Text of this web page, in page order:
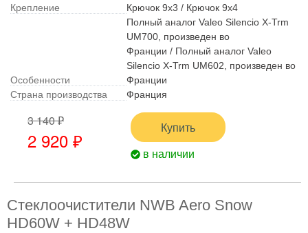
Крепление
Крючок 9x3 / Крючок 9x4
Особенности
Полный аналог Valeo Silencio X-Trm
UM700, произведен во
Франции / Полный аналог Valeo
Silencio X-Trm UM602, произведен во
Франции
Страна производства
Франция
3 140 ₽
2 920 ₽
Купить
в наличии
Стеклоочистители NWB Aero Snow
HD60W + HD48W